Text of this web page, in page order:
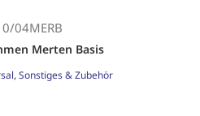
04MERB
Merten Basis
, Sonstiges & Zubehör